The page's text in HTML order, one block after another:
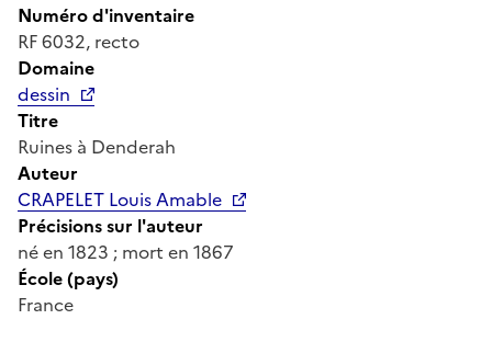
Numéro d'inventaire
RF 6032, recto
Domaine
dessin
Titre
Ruines à Denderah
Auteur
CRAPELET Louis Amable
Précisions sur l'auteur
né en 1823 ; mort en 1867
École (pays)
France